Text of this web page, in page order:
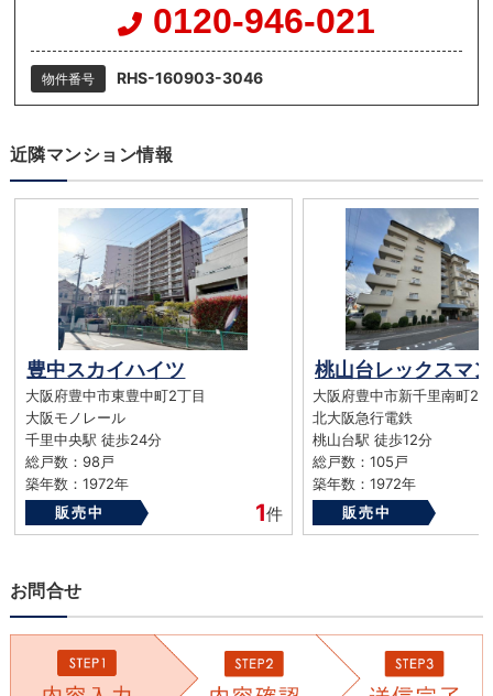
0120-946-021
物件番号 RHS-160903-3046
近隣マンション情報
豊中スカイハイツ
大阪府豊中市東豊中町2丁目
大阪モノレール
千里中央駅 徒歩24分
総戸数：98戸
築年数：1972年
販売中
1件
桃山台レックスマ
大阪府豊中市新千里南町2
北大阪急行電鉄
桃山台駅 徒歩12分
総戸数：105戸
築年数：1972年
販売中
お問合せ